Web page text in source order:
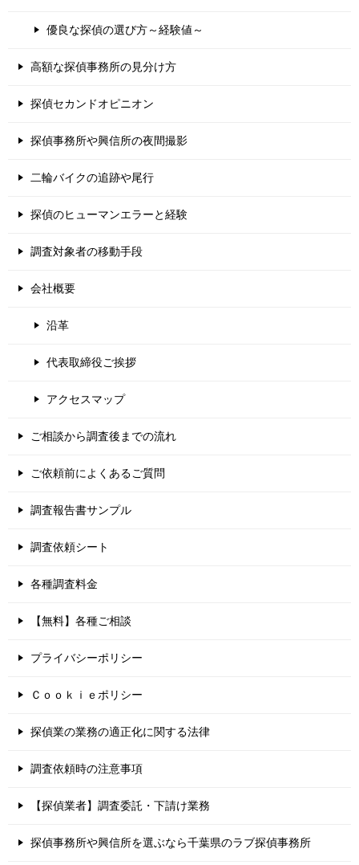
優良な探偵の選び方～経験値～
高額な探偵事務所の見分け方
探偵セカンドオピニオン
探偵事務所や興信所の夜間撮影
二輪バイクの追跡や尾行
探偵のヒューマンエラーと経験
調査対象者の移動手段
会社概要
沿革
代表取締役ご挨拶
アクセスマップ
ご相談から調査後までの流れ
ご依頼前によくあるご質問
調査報告書サンプル
調査依頼シート
各種調査料金
【無料】各種ご相談
プライバシーポリシー
Ｃｏｏｋｉｅポリシー
探偵業の業務の適正化に関する法律
調査依頼時の注意事項
【探偵業者】調査委託・下請け業務
探偵事務所や興信所を選ぶなら千葉県のラブ探偵事務所